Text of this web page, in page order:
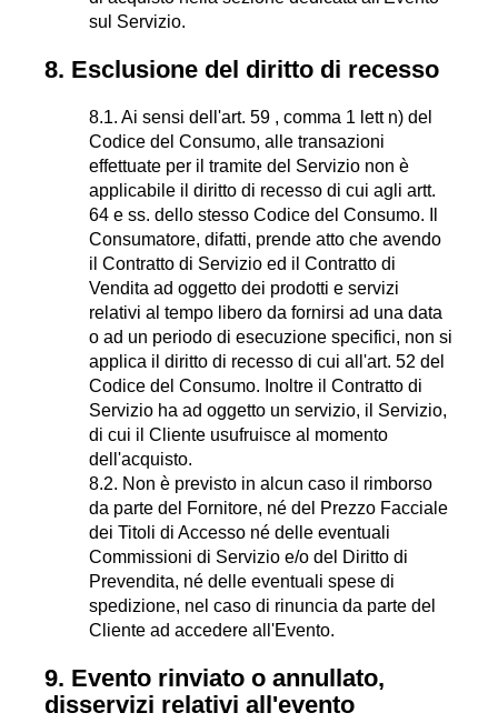
sul Servizio.
8. Esclusione del diritto di recesso
8.1. Ai sensi dell'art. 59 , comma 1 lett n) del
Codice del Consumo, alle transazioni
effettuate per il tramite del Servizio non è
applicabile il diritto di recesso di cui agli artt.
64 e ss. dello stesso Codice del Consumo. Il
Consumatore, difatti, prende atto che avendo
il Contratto di Servizio ed il Contratto di
Vendita ad oggetto dei prodotti e servizi
relativi al tempo libero da fornirsi ad una data
o ad un periodo di esecuzione specifici, non si
applica il diritto di recesso di cui all'art. 52 del
Codice del Consumo. Inoltre il Contratto di
Servizio ha ad oggetto un servizio, il Servizio,
di cui il Cliente usufruisce al momento
dell'acquisto.
8.2. Non è previsto in alcun caso il rimborso
da parte del Fornitore, né del Prezzo Facciale
dei Titoli di Accesso né delle eventuali
Commissioni di Servizio e/o del Diritto di
Prevendita, né delle eventuali spese di
spedizione, nel caso di rinuncia da parte del
Cliente ad accedere all'Evento.
9. Evento rinviato o annullato,
disservizi relativi all'evento